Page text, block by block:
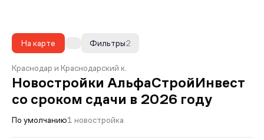
На карте 2
Фильтры
Краснодар и Краснодарский к.
Новостройки АльфаСтройИнвест
со сроком сдачи в 2026 году
По умолчанию1 новостройка